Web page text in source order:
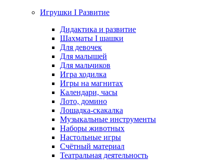
Игрушки I Развитие
Дидактика и развитие
Шахматы I шашки
Для девочек
Для малышей
Для мальчиков
Игра ходилка
Игры на магнитах
Календари, часы
Лото, домино
Лошадка-скакалка
Музыкальные инструменты
Наборы животных
Настольные игры
Счётный материал
Театральная деятельность